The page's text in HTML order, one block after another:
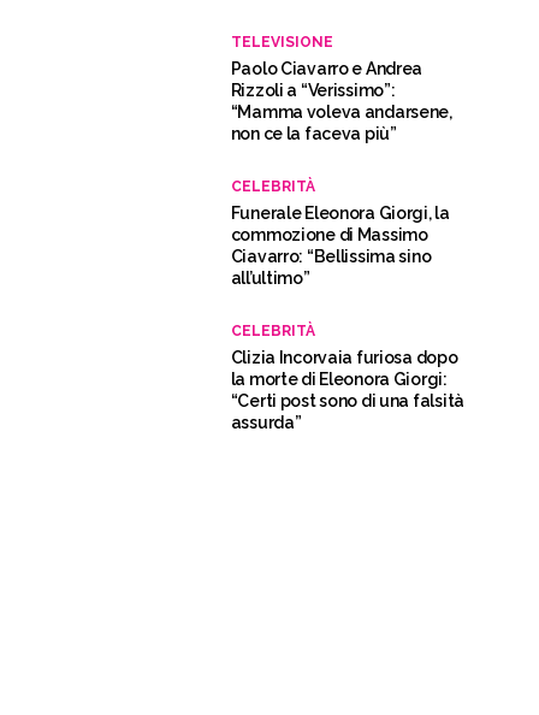
TELEVISIONE
Paolo Ciavarro e Andrea
Rizzoli a “Verissimo”:
“Mamma voleva andarsene,
non ce la faceva più”
CELEBRITÀ
Funerale Eleonora Giorgi, la
commozione di Massimo
Ciavarro: “Bellissima sino
all’ultimo”
CELEBRITÀ
Clizia Incorvaia furiosa dopo
la morte di Eleonora Giorgi:
“Certi post sono di una falsità
assurda”